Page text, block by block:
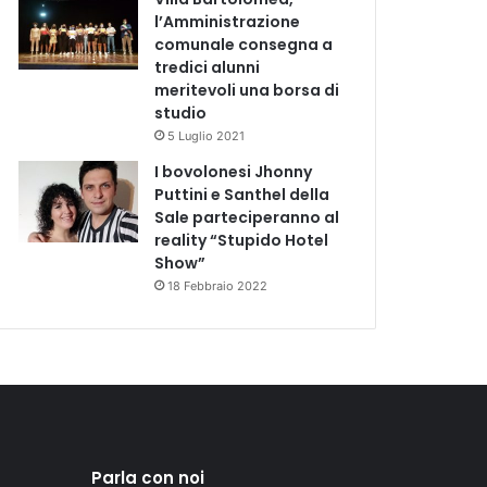
l’Amministrazione
comunale consegna a
tredici alunni
meritevoli una borsa di
studio
5 Luglio 2021
I bovolonesi Jhonny
Puttini e Santhel della
Sale parteciperanno al
reality “Stupido Hotel
Show”
18 Febbraio 2022
Parla con noi